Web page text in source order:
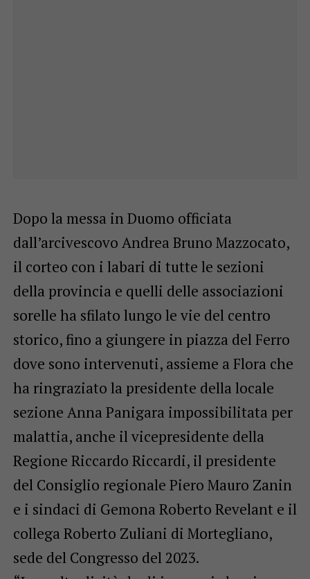
Dopo la messa in Duomo officiata
dall’arcivescovo Andrea Bruno Mazzocato,
il corteo con i labari di tutte le sezioni
della provincia e quelli delle associazioni
sorelle ha sfilato lungo le vie del centro
storico, fino a giungere in piazza del Ferro
dove sono intervenuti, assieme a Flora che
ha ringraziato la presidente della locale
sezione Anna Panigara impossibilitata per
malattia, anche il vicepresidente della
Regione Riccardo Riccardi, il presidente
del Consiglio regionale Piero Mauro Zanin
e i sindaci di Gemona Roberto Revelant e il
collega Roberto Zuliani di Mortegliano,
sede del Congresso del 2023.